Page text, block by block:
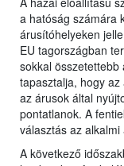
a hatóság számára
árusítóhelyeken
EU tagországban
sokkal
tapasztalja, hogy
az árusok által
pontatlanok. A
választás az
A következő